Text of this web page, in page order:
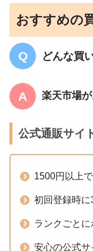
おすすめの
どんな買
楽天市場が
公式通販サイ
1500円以上
初回登録時に
ランクごとに
安心の公式サ